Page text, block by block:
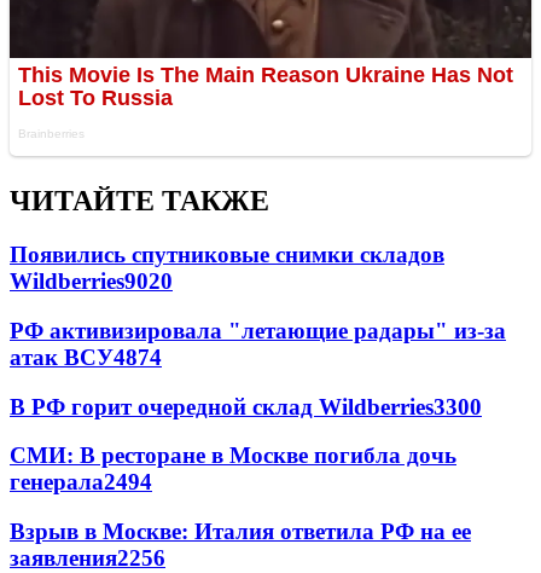
ЧИТАЙТЕ ТАКЖЕ
Появились спутниковые снимки складов
Wildberries9020
РФ активизировала "летающие радары" из-за
атак ВСУ4874
В РФ горит очередной склад Wildberries3300
СМИ: В ресторане в Москве погибла дочь
генерала2494
Взрыв в Москве: Италия ответила РФ на ее
заявления2256